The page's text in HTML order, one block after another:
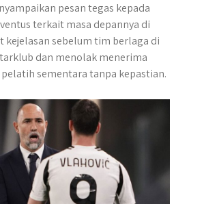
l
e
g
r
a
y
p
e
n
e
pesan tegas kepada
terkait masa depannya di
kejelasan sebelum tim berlaga di
dan menolak menerima
sementara tanpa kepastian.